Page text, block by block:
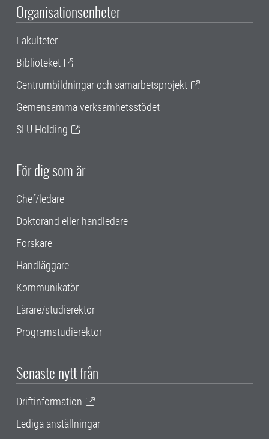
Organisationsenheter
Fakulteter
Biblioteket
Centrumbildningar och samarbetsprojekt
Gemensamma verksamhetsstödet
SLU Holding
För dig som är
Chef/ledare
Doktorand eller handledare
Forskare
Handläggare
Kommunikatör
Lärare/studierektor
Programstudierektor
Senaste nytt från
Driftinformation
Lediga anställningar